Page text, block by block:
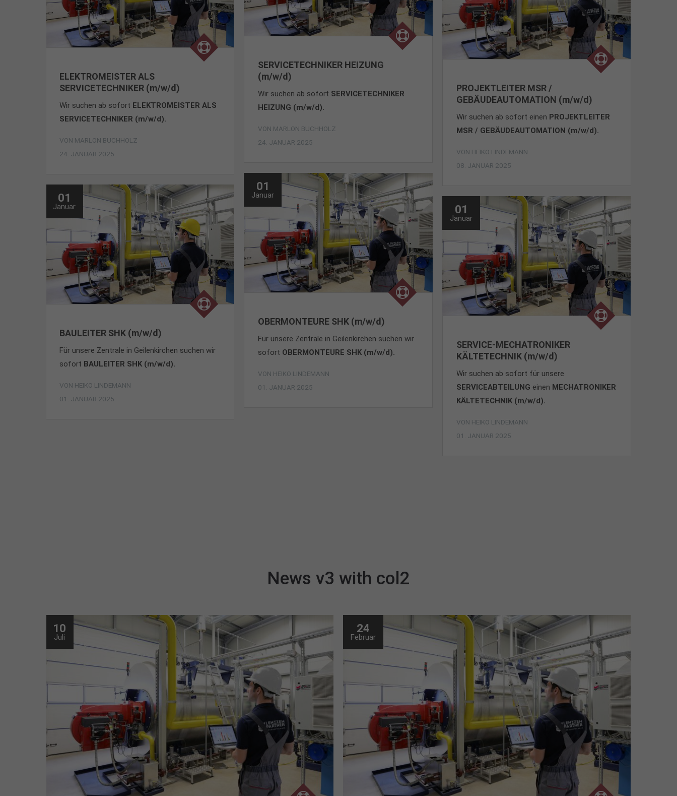
SERVICETECHNIKER HEIZUNG
(m/w/d)
Wir suchen ab sofort SERVICETECHNIKER
HEIZUNG (m/w/d).
VON MARLON BUCHHOLZ
24. JANUAR 2025
ELEKTROMEISTER ALS
SERVICETECHNIKER (m/w/d)
Wir suchen ab sofort ELEKTROMEISTER ALS
SERVICETECHNIKER (m/w/d).
VON MARLON BUCHHOLZ
24. JANUAR 2025
PROJEKTLEITER MSR /
GEBÄUDEAUTOMATION (m/w/d)
Wir suchen ab sofort einen PROJEKTLEITER
MSR / GEBÄUDEAUTOMATION (m/w/d).
VON HEIKO LINDEMANN
08. JANUAR 2025
01
Januar
OBERMONTEURE SHK (m/w/d)
Für unsere Zentrale in Geilenkirchen suchen wir
sofort OBERMONTEURE SHK (m/w/d).
VON HEIKO LINDEMANN
01. JANUAR 2025
01
Januar
BAULEITER SHK (m/w/d)
Für unsere Zentrale in Geilenkirchen suchen wir
sofort BAULEITER SHK (m/w/d).
VON HEIKO LINDEMANN
01. JANUAR 2025
01
Januar
SERVICE-MECHATRONIKER
KÄLTETECHNIK (m/w/d)
Wir suchen ab sofort für unsere
SERVICEABTEILUNG einen MECHATRONIKER
KÄLTETECHNIK (m/w/d).
VON HEIKO LINDEMANN
01. JANUAR 2025
News v3 with col2
10
Juli
24
Februar